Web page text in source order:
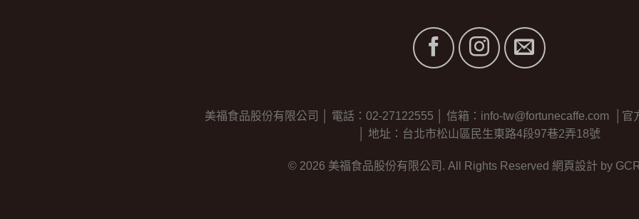
美福食品股份有限公司 │ 電話：02-27122555 │ 信箱：info-tw@fortunecaffe.com │官
│ 地址：台北市松山區民生東路4段97巷2弄18號
© 2026 美福食品股份有限公司. All Rights Reserved 網頁設計by